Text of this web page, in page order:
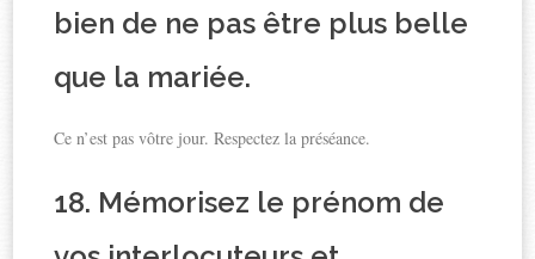
bien de ne pas être plus belle
que la mariée.
Ce n’est pas vôtre jour. Respectez la préséance.
18. Mémorisez le prénom de